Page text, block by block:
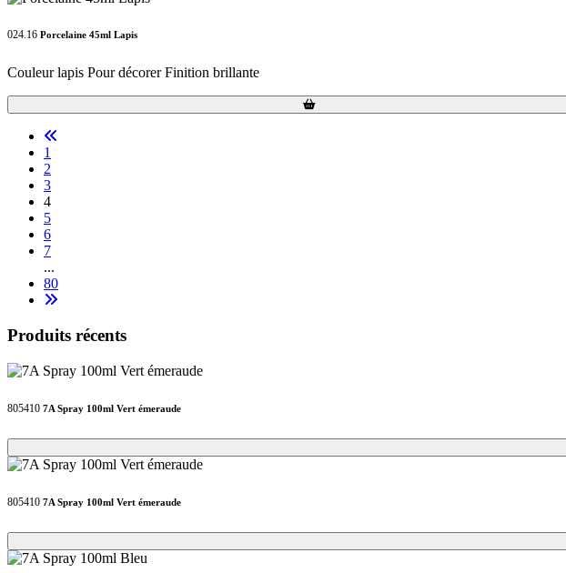
024.16 Porcelaine 45ml Lapis
Couleur lapis Pour décorer Finition brillante
Loading...
Loading...
1
2
3
4
5
6
7
...
80
Produits récents
805410 7A Spray 100ml Vert émeraude
Loading...
Loading...
805410 7A Spray 100ml Vert émeraude
Loading...
Loading...